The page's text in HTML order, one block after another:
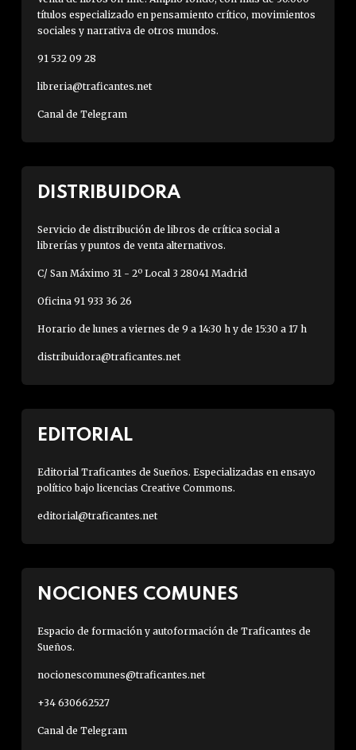
títulos especializado en pensamiento crítico, movimientos
sociales y narrativa de otros mundos.
91 532 09 28
libreria@traficantes.net
Canal de Telegram
DISTRIBUIDORA
Servicio de distribución de libros de crítica social a
librerías y puntos de venta alternativos.
C/ San Máximo 31 - 2º Local 3 28041 Madrid
Oficina 91 933 36 26
Horario de lunes a viernes de 9 a 14:30 h y de 15:30 a 17 h
distribuidora@traficantes.net
EDITORIAL
Editorial Traficantes de Sueños. Especializadas en ensayo
político bajo licencias Creative Commons.
editorial@traficantes.net
NOCIONES COMUNES
Espacio de formación y autoformación de Traficantes de
Sueños.
nocionescomunes@traficantes.net
+34 630662527
Canal de Telegram